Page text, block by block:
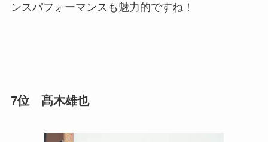
ンスパフォーマンスも魅力的ですね！
7位 髙木雄也